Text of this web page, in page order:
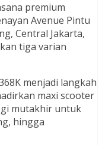
premium
Avenue Pintu
Central Jakarta,
tiga varian
menjadi langkah
maxi scooter
mutakhir untuk
hingga